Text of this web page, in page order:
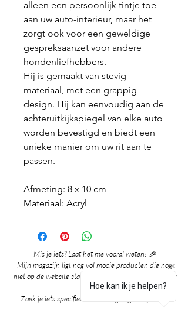
alleen een persoonlijk tintje toe
aan uw auto-interieur, maar het
zorgt ook voor een geweldige
gespreksaanzet voor andere
hondenliefhebbers.
Hij is gemaakt van stevig
materiaal, met een grappig
design. Hij kan eenvoudig aan de
achteruitkijkspiegel van elke auto
worden bevestigd en biedt een
unieke manier om uw rit aan te
passen.
Afmeting: 8 x 10 cm
Materiaal: Acryl
Mis je iets? Laat het me vooral weten! 🎉
Mijn magazijn ligt nog vol mooie producten die nog
niet op de website staan. Grote kans dat ik het al voor
je heb!
Zoek je iets specifieks? Ik denk graag met je mee!
Hoe kan ik je helpen?